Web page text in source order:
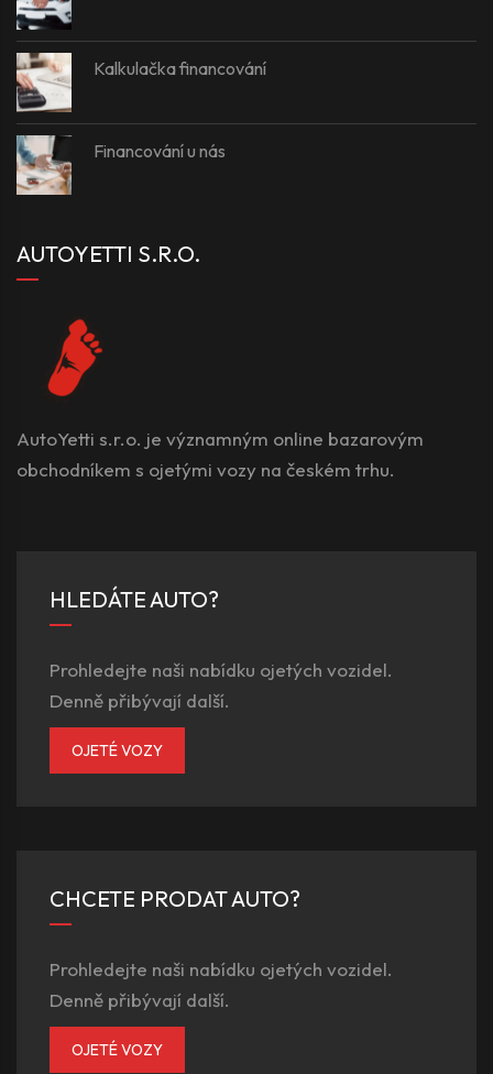
Kalkulačka financování
Financování u nás
AUTOYETTI S.R.O.
AutoYetti s.r.o. je významným online bazarovým
obchodníkem s ojetými vozy na českém trhu.
HLEDÁTE AUTO?
Prohledejte naši nabídku ojetých vozidel.
Denně přibývají další.
OJETÉ VOZY
CHCETE PRODAT AUTO?
Prohledejte naši nabídku ojetých vozidel.
Denně přibývají další.
OJETÉ VOZY